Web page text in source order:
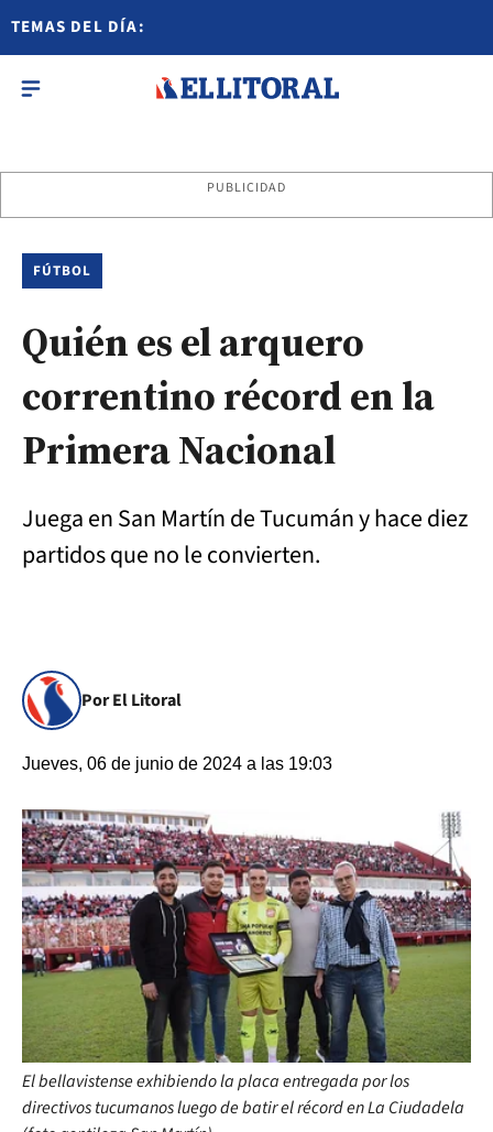
TEMAS DEL DÍA:
PUBLICIDAD
FÚTBOL
Quién es el arquero
correntino récord en la
Primera Nacional
Juega en San Martín de Tucumán y hace diez
partidos que no le convierten.
Por El Litoral
Jueves, 06 de junio de 2024 a las 19:03
El bellavistense exhibiendo la placa entregada por los
directivos tucumanos luego de batir el récord en La Ciudadela